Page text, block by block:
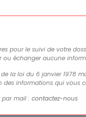
pour le suivi de votre
ou échanger aucune
la loi du 6 janvier 1978
des informations qui vous
par mail :contactez-nous